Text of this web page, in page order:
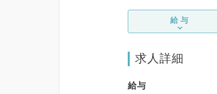
給与
求人詳細
給与